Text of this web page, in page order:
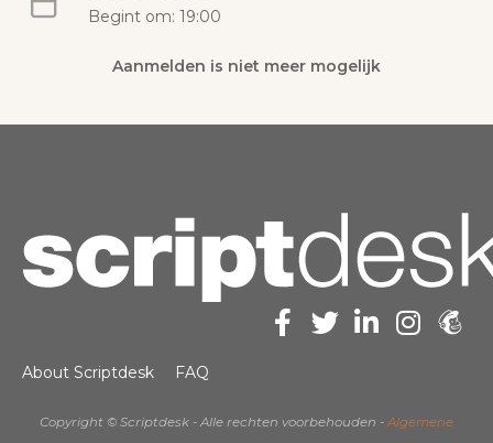
Begint om: 19:00
Aanmelden is niet meer mogelijk
About Scriptdesk FAQ
Copyright © Scriptdesk - Alle rechten voorbehouden - Algemene